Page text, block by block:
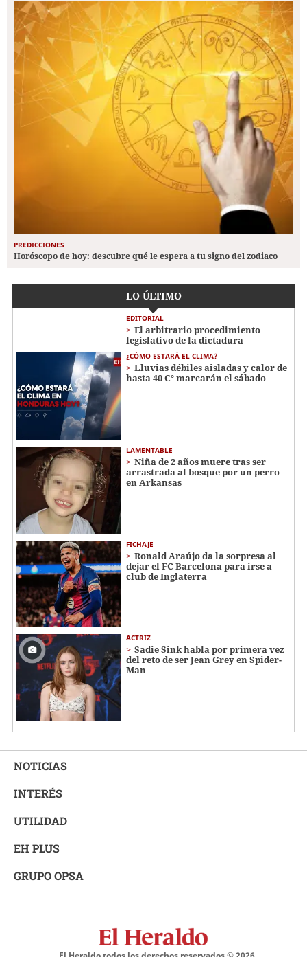
PREDICCIONES
Horóscopo de hoy: descubre qué le espera a tu signo del zodiaco
LO ÚLTIMO
EDITORIAL
El arbitrario procedimiento
legislativo de la dictadura
¿CÓMO ESTARÁ EL CLIMA?
Lluvias débiles aisladas y calor de
hasta 40 C° marcarán el sábado
LAMENTABLE
Niña de 2 años muere tras ser
arrastrada al bosque por un perro
en Arkansas
FICHAJE
Ronald Araújo da la sorpresa al
dejar el FC Barcelona para irse a
club de Inglaterra
ACTRIZ
Sadie Sink habla por primera vez
del reto de ser Jean Grey en Spider-
Man
NOTICIAS
INTERÉS
UTILIDAD
EH PLUS
GRUPO OPSA